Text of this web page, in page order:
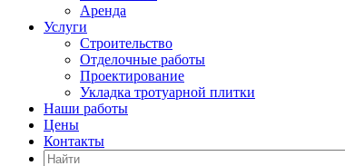
Аренда
Услуги
Строительство
Отделочные работы
Проектирование
Укладка тротуарной плитки
Наши работы
Цены
Контакты